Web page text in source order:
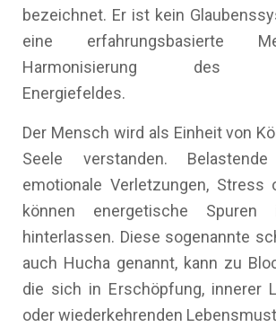
bezeichnet. Er ist kein
eine erfahrungsbasierte
Harmonisierung des
Energiefeldes.
Der Mensch wird als Einheit von
Seele verstanden. Belastende
emotionale Verletzungen, Stress
können energetische
hinterlassen. Diese sogenannte
auch Hucha genannt, kann zu
die sich in Erschöpfung, innerer
oder wiederkehrenden